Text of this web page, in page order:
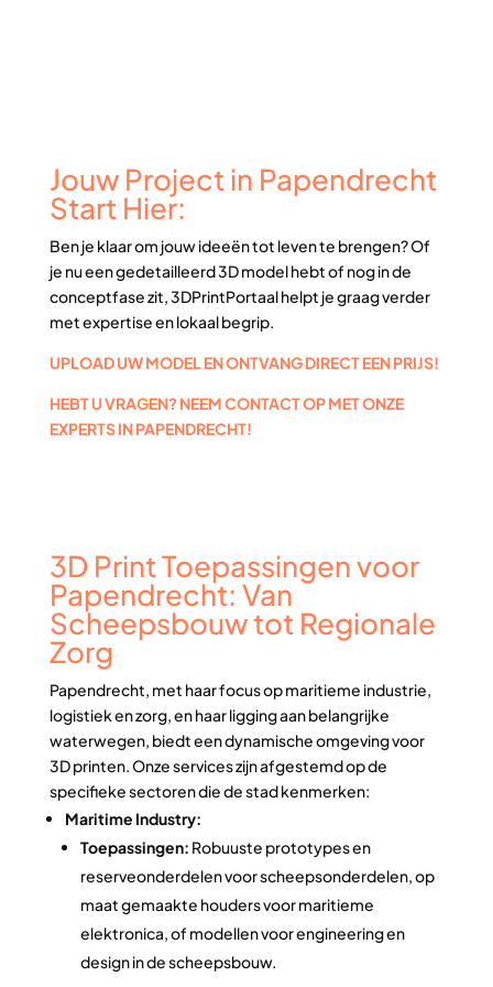
Jouw Project in Papendrecht
Start Hier:
Ben je klaar om jouw ideeën tot leven te brengen? Of
je nu een gedetailleerd 3D model hebt of nog in de
conceptfase zit, 3DPrintPortaal helpt je graag verder
met expertise en lokaal begrip.
UPLOAD UW MODEL EN ONTVANG DIRECT EEN PRIJS!
HEBT U VRAGEN? NEEM CONTACT OP MET ONZE
EXPERTS IN PAPENDRECHT!
3D Print Toepassingen voor
Papendrecht: Van
Scheepsbouw tot Regionale
Zorg
Papendrecht, met haar focus op maritieme industrie,
logistiek en zorg, en haar ligging aan belangrijke
waterwegen, biedt een dynamische omgeving voor
3D printen. Onze services zijn afgestemd op de
specifieke sectoren die de stad kenmerken:
Maritime Industry:
Toepassingen: Robuuste prototypes en
reserveonderdelen voor scheepsonderdelen, op
maat gemaakte houders voor maritieme
elektronica, of modellen voor engineering en
design in de scheepsbouw.